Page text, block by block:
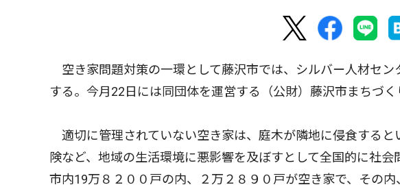
空き家問題対策の一環として藤沢市では、シルバー人材セ
する。今月22日には同団体を運営する（公財）藤沢市まちづく
適切に管理されていない空き家は、庭木が隣地に侵食する
険など、地域の生活環境に悪影響を及ぼすとして全国的に社
市内19万８２００戸の内、２万２８９０戸が空き家で、その